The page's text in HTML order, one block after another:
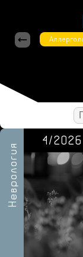
Неврология
4/2026